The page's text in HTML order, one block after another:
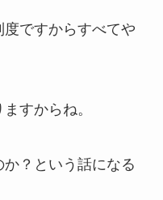
ですからすべてや
すからね。
？という話になる